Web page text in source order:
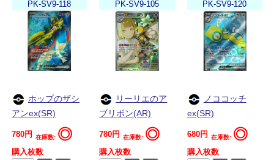
PK-SV9-118
ホップのザシ
アンex(SR)
780円 在庫数: ◎
購入枚数
PK-SV9-105
リーリエのア
ブリボン(AR)
780円 在庫数: ◎
購入枚数
PK-SV9-120
ノココッチ
ex(SR)
680円 在庫数: ◎
購入枚数